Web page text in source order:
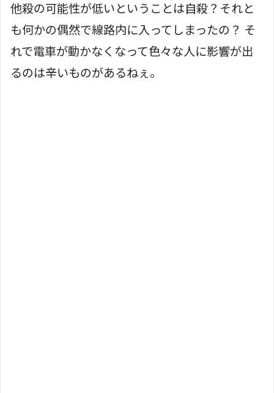
他殺の可能性が低いということは自殺？それと
も何かの偶然で線路内に入ってしまったの？ そ
れで電車が動かなくなって色々な人に影響が出
るのは辛いものがあるねぇ。